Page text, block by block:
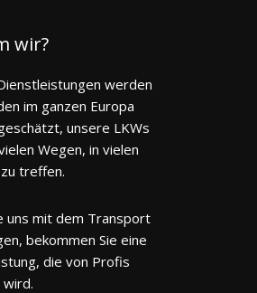
wir?
werden
im ganzen Europa
unsere LKWs
Wegen, in vielen
treffen.
uns mit dem Transport
bekommen Sie eine
die von Profis